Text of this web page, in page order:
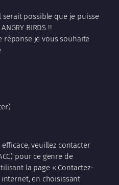
serait possible que je puisse
BIRDS !!
réponse je vous souhaite
veuillez contacter
pour ce genre de
la page « Contactez-
en choisissant